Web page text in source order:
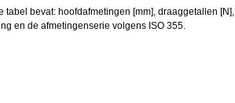
bevat: hoofdafmetingen [mm], draaggetallen [N],
en de afmetingenserie volgens ISO 355.